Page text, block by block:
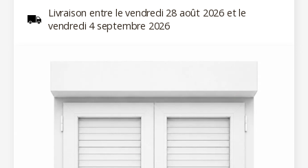
Livraison entre le vendredi 28 août 2026 et le
vendredi 4 septembre 2026